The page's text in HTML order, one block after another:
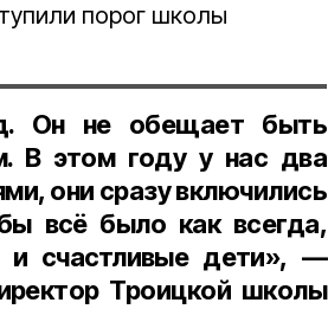
порог школы
Он не обещает быть
В этом году у нас два
они сразу включились
всё было как всегда,
и счастливые дети», —
Троицкой школы